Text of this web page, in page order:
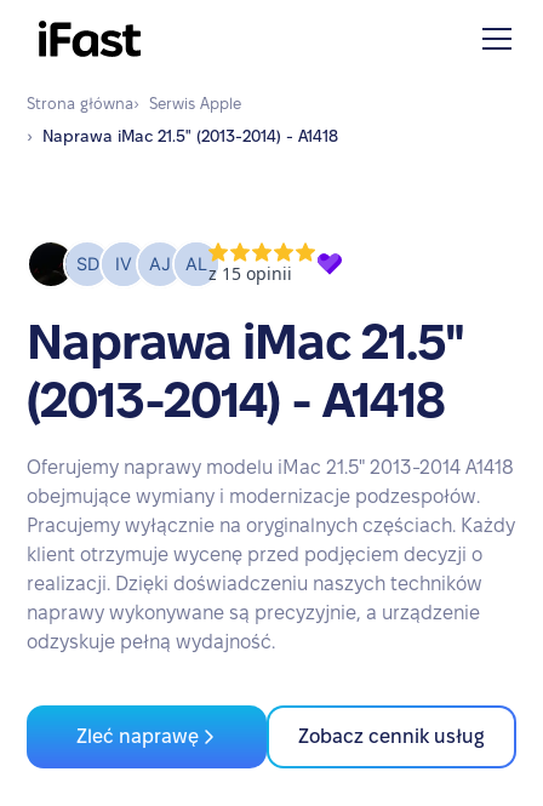
Strona główna› Serwis Apple
›
Naprawa iMac 21.5" (2013-2014) - A1418
Naprawa iMac 21.5"
(2013-2014) - A1418
Oferujemy naprawy modelu iMac 21.5" 2013-2014 A1418
obejmujące wymiany i modernizacje podzespołów.
Pracujemy wyłącznie na oryginalnych częściach. Każdy
klient otrzymuje wycenę przed podjęciem decyzji o
realizacji. Dzięki doświadczeniu naszych techników
naprawy wykonywane są precyzyjnie, a urządzenie
odzyskuje pełną wydajność.
Zleć naprawę Zobacz cennik usług